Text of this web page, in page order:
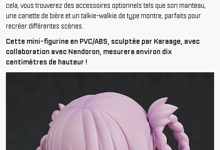
cela, vous trouverez des accessoires optionnels tels que son manteau,
une canette de bière et un talkie-walkie de type montre, parfaits pour
recréer différentes scènes.
Cette mini-figurine en PVC/ABS, sculptée par Karaage, avec
collaboration avec Nendoron, mesurera environ dix
centimètres de hauteur !